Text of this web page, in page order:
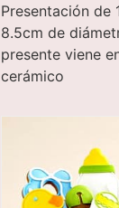
Presentación de
8.5cm de
presente viene
cerámico